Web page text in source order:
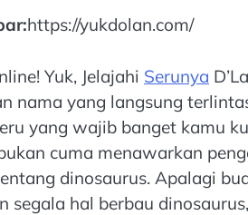
https://yukdolan.com/
Yuk, Jelajahi Serunya
nama yang langsung
yang wajib banget kamu
cuma menawarkan
dinosaurus. Apalagi
segala hal berbau